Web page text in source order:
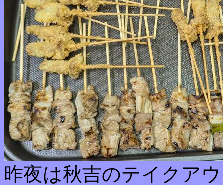
昨夜は秋吉のテイクア